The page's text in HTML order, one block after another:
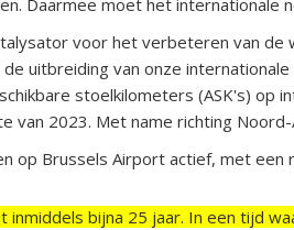
voor het verbeteren van de
uitbreiding van onze internationale
stoelkilometers (ASK's) op
van 2023. Met name richting
op Brussels Airport actief, met een
inmiddels bijna 25 jaar. In een tijd